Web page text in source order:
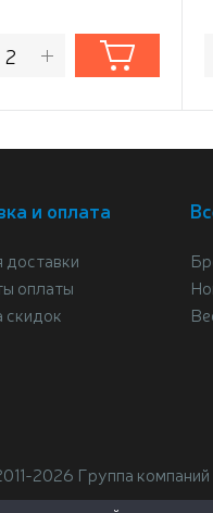
и оплата
доставки
оплаты
скидок
2026 Группа